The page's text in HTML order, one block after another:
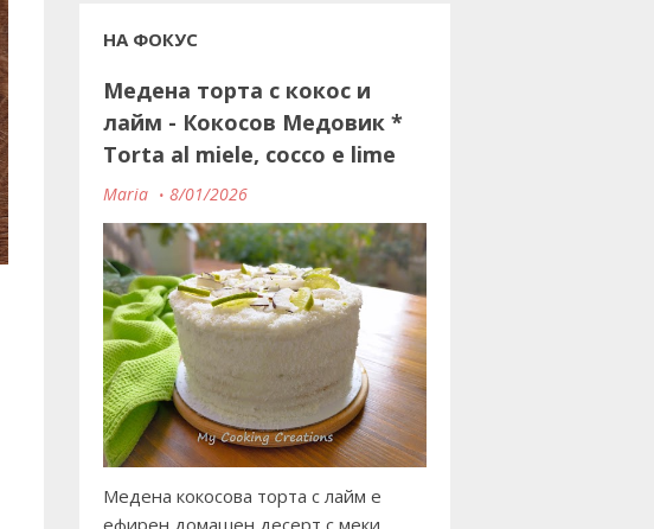
НА ФОКУС
Медена торта с кокос и
лайм - Кокосов Медовик *
Torta al miele, cocco e lime
Maria 8/01/2026
Медена кокосова торта с лайм е
ефирен домашен десерт с меки